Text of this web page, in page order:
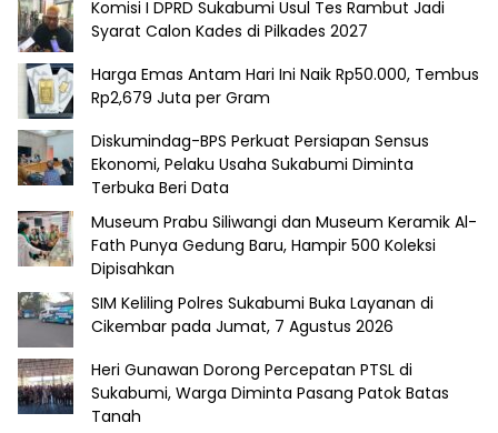
Komisi I DPRD Sukabumi Usul Tes Rambut Jadi
Syarat Calon Kades di Pilkades 2027
Harga Emas Antam Hari Ini Naik Rp50.000, Tembus
Rp2,679 Juta per Gram
Diskumindag-BPS Perkuat Persiapan Sensus
Ekonomi, Pelaku Usaha Sukabumi Diminta
Terbuka Beri Data
Museum Prabu Siliwangi dan Museum Keramik Al-
Fath Punya Gedung Baru, Hampir 500 Koleksi
Dipisahkan
SIM Keliling Polres Sukabumi Buka Layanan di
Cikembar pada Jumat, 7 Agustus 2026
Heri Gunawan Dorong Percepatan PTSL di
Sukabumi, Warga Diminta Pasang Patok Batas
Tanah